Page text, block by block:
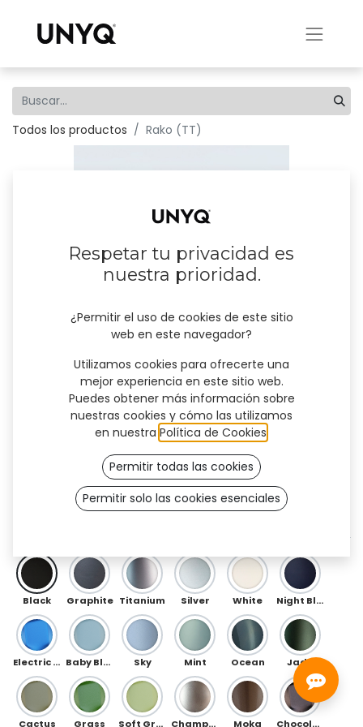
Todos los productos Rako (TT)
Rako (TT)
Black Graphite Titanium Silver White Night Blue
Electric Blue Baby Blue Sky Mint Ocean Jade
Cactus Grass Soft Green Champagne Moka Chocolate
Respetar tu privacidad es
nuestra prioridad.
¿Permitir el uso de cookies de este sitio
web en este navegador?
Utilizamos cookies para ofrecerte una
mejor experiencia en este sitio web.
Puedes obtener más información sobre
nuestras cookies y cómo las utilizamos
en nuestra Política de Cookies
Permitir todas las cookies
Permitir solo las cookies esenciales